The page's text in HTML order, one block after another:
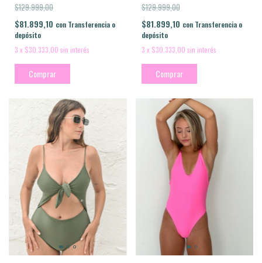
$129.999,00
$81.899,10 con Transferencia o
depósito
3 x $30.333,00 sin interés
Comprar
$129.999,00
$81.899,10 con Transferencia o
depósito
3 x $30.333,00 sin interés
Comprar